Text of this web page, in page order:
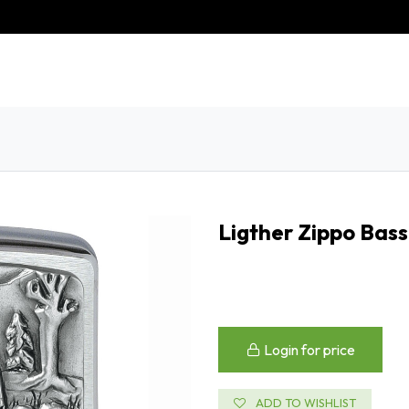
Ligther Zippo
Login for price
ADD TO WISHLIST